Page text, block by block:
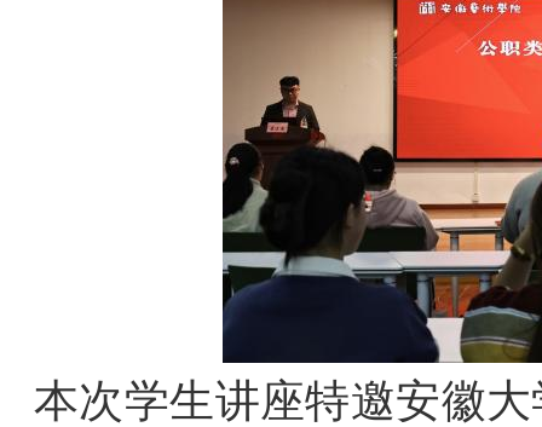
本次学生讲座特邀安徽